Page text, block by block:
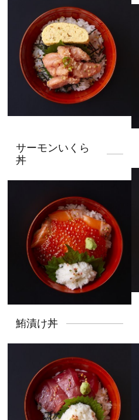
サーモンいくら
丼
鮪漬け丼